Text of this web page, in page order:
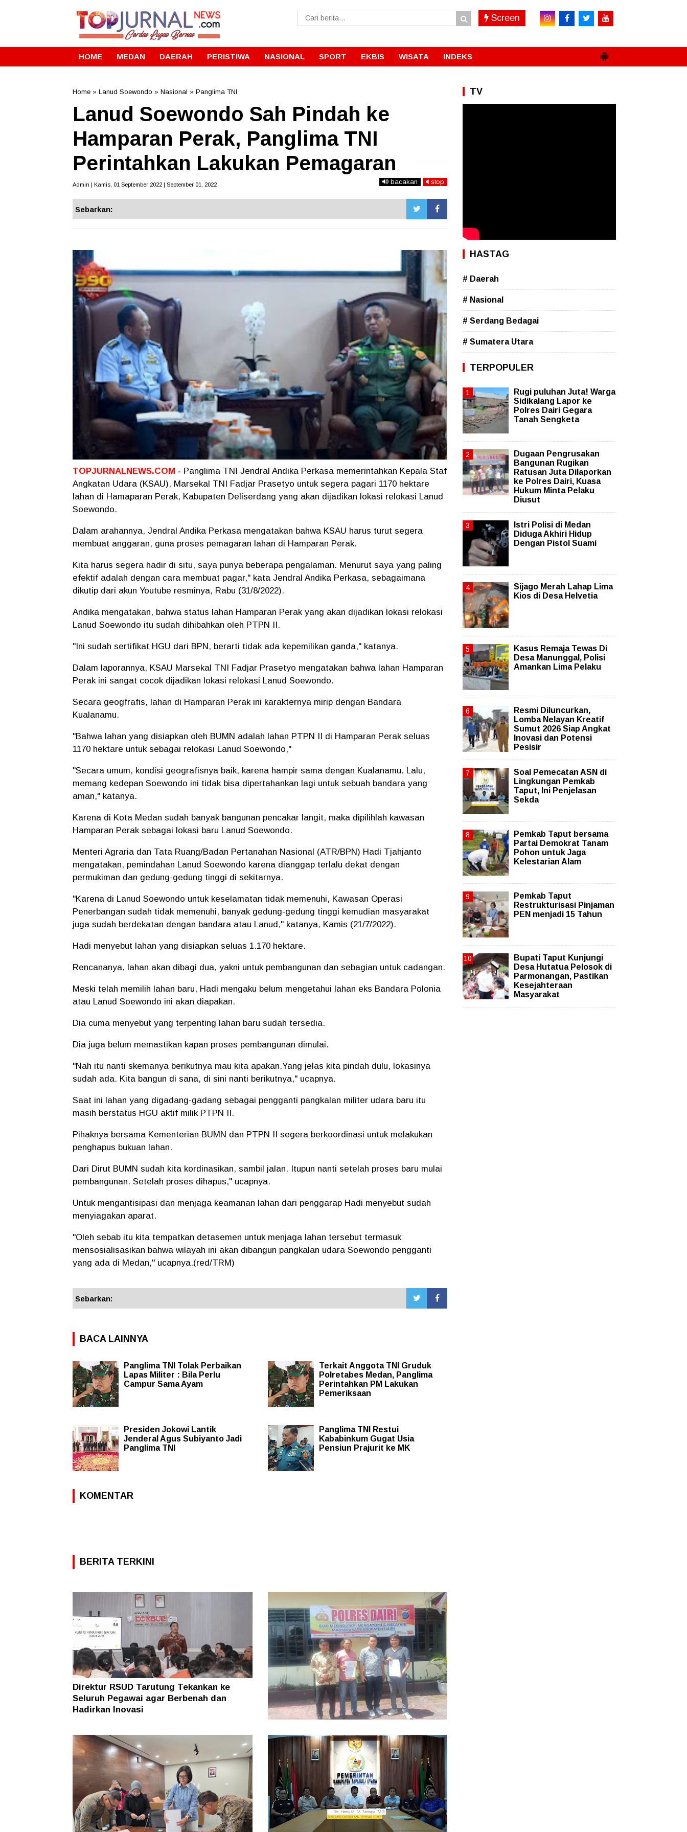
Screen
HOME MEDAN DAERAH PERISTIWA NASIONAL SPORT EKBIS WISATA INDEKS
Home » Lanud Soewondo » Nasional » Panglima TNI
Lanud Soewondo Sah Pindah ke
Hamparan Perak, Panglima TNI
Perintahkan Lakukan Pemagaran
Admin | Kamis, 01 September 2022 | September 01, 2022 bacakan stop
Sebarkan:
TOPJURNALNEWS.COM - Panglima TNI Jendral Andika Perkasa memerintahkan Kepala Staf
Angkatan Udara (KSAU), Marsekal TNI Fadjar Prasetyo untuk segera pagari 1170 hektare
lahan di Hamaparan Perak, Kabupaten Deliserdang yang akan dijadikan lokasi relokasi Lanud
Soewondo.
Dalam arahannya, Jendral Andika Perkasa mengatakan bahwa KSAU harus turut segera
membuat anggaran, guna proses pemagaran lahan di Hamparan Perak.
Kita harus segera hadir di situ, saya punya beberapa pengalaman. Menurut saya yang paling
efektif adalah dengan cara membuat pagar," kata Jendral Andika Perkasa, sebagaimana
dikutip dari akun Youtube resminya, Rabu (31/8/2022).
Andika mengatakan, bahwa status lahan Hamparan Perak yang akan dijadikan lokasi relokasi
Lanud Soewondo itu sudah dihibahkan oleh PTPN II.
"Ini sudah sertifikat HGU dari BPN, berarti tidak ada kepemilikan ganda," katanya.
Dalam laporannya, KSAU Marsekal TNI Fadjar Prasetyo mengatakan bahwa lahan Hamparan
Perak ini sangat cocok dijadikan lokasi relokasi Lanud Soewondo.
Secara geogfrafis, lahan di Hamparan Perak ini karakternya mirip dengan Bandara
Kualanamu.
"Bahwa lahan yang disiapkan oleh BUMN adalah lahan PTPN II di Hamparan Perak seluas
1170 hektare untuk sebagai relokasi Lanud Soewondo,"
"Secara umum, kondisi geografisnya baik, karena hampir sama dengan Kualanamu. Lalu,
memang kedepan Soewondo ini tidak bisa dipertahankan lagi untuk sebuah bandara yang
aman," katanya.
Karena di Kota Medan sudah banyak bangunan pencakar langit, maka dipilihlah kawasan
Hamparan Perak sebagai lokasi baru Lanud Soewondo.
Menteri Agraria dan Tata Ruang/Badan Pertanahan Nasional (ATR/BPN) Hadi Tjahjanto
mengatakan, pemindahan Lanud Soewondo karena dianggap terlalu dekat dengan
permukiman dan gedung-gedung tinggi di sekitarnya.
"Karena di Lanud Soewondo untuk keselamatan tidak memenuhi, Kawasan Operasi
Penerbangan sudah tidak memenuhi, banyak gedung-gedung tinggi kemudian masyarakat
juga sudah berdekatan dengan bandara atau Lanud," katanya, Kamis (21/7/2022).
Hadi menyebut lahan yang disiapkan seluas 1.170 hektare.
Rencananya, lahan akan dibagi dua, yakni untuk pembangunan dan sebagian untuk cadangan.
Meski telah memilih lahan baru, Hadi mengaku belum mengetahui lahan eks Bandara Polonia
atau Lanud Soewondo ini akan diapakan.
Dia cuma menyebut yang terpenting lahan baru sudah tersedia.
Dia juga belum memastikan kapan proses pembangunan dimulai.
"Nah itu nanti skemanya berikutnya mau kita apakan.Yang jelas kita pindah dulu, lokasinya
sudah ada. Kita bangun di sana, di sini nanti berikutnya," ucapnya.
Saat ini lahan yang digadang-gadang sebagai pengganti pangkalan militer udara baru itu
masih berstatus HGU aktif milik PTPN II.
Pihaknya bersama Kementerian BUMN dan PTPN II segera berkoordinasi untuk melakukan
penghapus bukuan lahan.
Dari Dirut BUMN sudah kita kordinasikan, sambil jalan. Itupun nanti setelah proses baru mulai
pembangunan. Setelah proses dihapus," ucapnya.
Untuk mengantisipasi dan menjaga keamanan lahan dari penggarap Hadi menyebut sudah
menyiagakan aparat.
"Oleh sebab itu kita tempatkan detasemen untuk menjaga lahan tersebut termasuk
mensosialisasikan bahwa wilayah ini akan dibangun pangkalan udara Soewondo pengganti
yang ada di Medan," ucapnya.(red/TRM)
Sebarkan:
BACA LAINNYA
Panglima TNI Tolak Perbaikan
Lapas Militer : Bila Perlu
Campur Sama Ayam
Terkait Anggota TNI Gruduk
Polretabes Medan, Panglima
Perintahkan PM Lakukan
Pemeriksaan
Presiden Jokowi Lantik
Jenderal Agus Subiyanto Jadi
Panglima TNI
Panglima TNI Restui
Kababinkum Gugat Usia
Pensiun Prajurit ke MK
KOMENTAR
BERITA TERKINI
Direktur RSUD Tarutung Tekankan ke
Seluruh Pegawai agar Berbenah dan
Hadirkan Inovasi
Dugaan Pengrusakan Bangunan Rugikan
Ratusan Juta Dilaporkan ke Polres Dairi,
Kuasa Hukum Minta Pelaku Diusut
TV
HASTAG
# Daerah
# Nasional
# Serdang Bedagai
# Sumatera Utara
TERPOPULER
Rugi puluhan Juta! Warga
Sidikalang Lapor ke
Polres Dairi Gegara
Tanah Sengketa
Dugaan Pengrusakan
Bangunan Rugikan
Ratusan Juta Dilaporkan
ke Polres Dairi, Kuasa
Hukum Minta Pelaku
Diusut
Istri Polisi di Medan
Diduga Akhiri Hidup
Dengan Pistol Suami
Sijago Merah Lahap Lima
Kios di Desa Helvetia
Kasus Remaja Tewas Di
Desa Manunggal, Polisi
Amankan Lima Pelaku
Resmi Diluncurkan,
Lomba Nelayan Kreatif
Sumut 2026 Siap Angkat
Inovasi dan Potensi
Pesisir
Soal Pemecatan ASN di
Lingkungan Pemkab
Taput, Ini Penjelasan
Sekda
Pemkab Taput bersama
Partai Demokrat Tanam
Pohon untuk Jaga
Kelestarian Alam
Pemkab Taput
Restrukturisasi Pinjaman
PEN menjadi 15 Tahun‎
Bupati Taput Kunjungi
Desa Hutatua Pelosok di
Parmonangan, Pastikan
Kesejahteraan
Masyarakat